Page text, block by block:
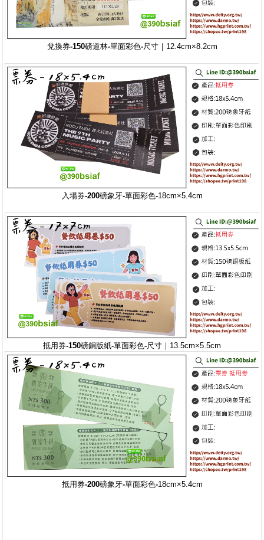
兌換券-150磅道林-單面彩色-尺寸｜12.4cm×8.2cm
入場券-200磅象牙-單面彩色-18cm×5.4cm
抵用券-150磅銅版紙-單面彩色-尺寸｜13.5cm×5.5cm
抵用券-200磅象牙-單面彩色-18cm×5.4cm